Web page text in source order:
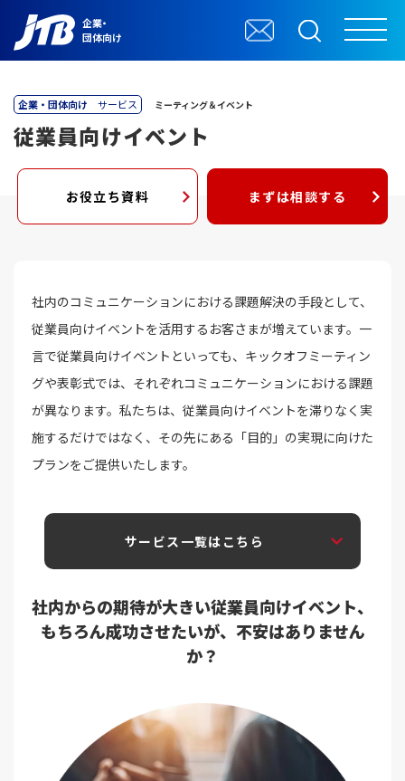
企業・
団体向け
企業・団体向け サービス ミーティング＆イベント
従業員向けイベント
お役立ち資料 まずは相談する
社内のコミュニケーションにおける課題解決の手段として、
従業員向けイベントを活用するお客さまが増えています。一
言で従業員向けイベントといっても、キックオフミーティン
グや表彰式では、それぞれコミュニケーションにおける課題
が異なります。私たちは、従業員向けイベントを滞りなく実
施するだけではなく、その先にある「目的」の実現に向けた
プランをご提供いたします。
サービス一覧はこちら
社内からの期待が大きい従業員向けイベント、
もちろん成功させたいが、不安はありません
か？